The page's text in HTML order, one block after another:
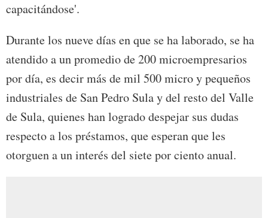
capacitándose'.
Durante los nueve días en que se ha laborado, se ha
atendido a un promedio de 200 microempresarios
por día, es decir más de mil 500 micro y pequeños
industriales de San Pedro Sula y del resto del Valle
de Sula, quienes han logrado despejar sus dudas
respecto a los préstamos, que esperan que les
otorguen a un interés del siete por ciento anual.